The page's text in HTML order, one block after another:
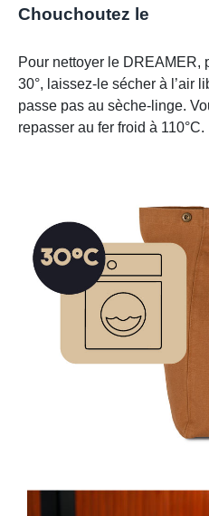
Chouchoutez le
Pour nettoyer le DREAMER,
30°, laissez-le sécher à l’air
passe pas au sèche-linge.
repasser au fer froid à 110°C.